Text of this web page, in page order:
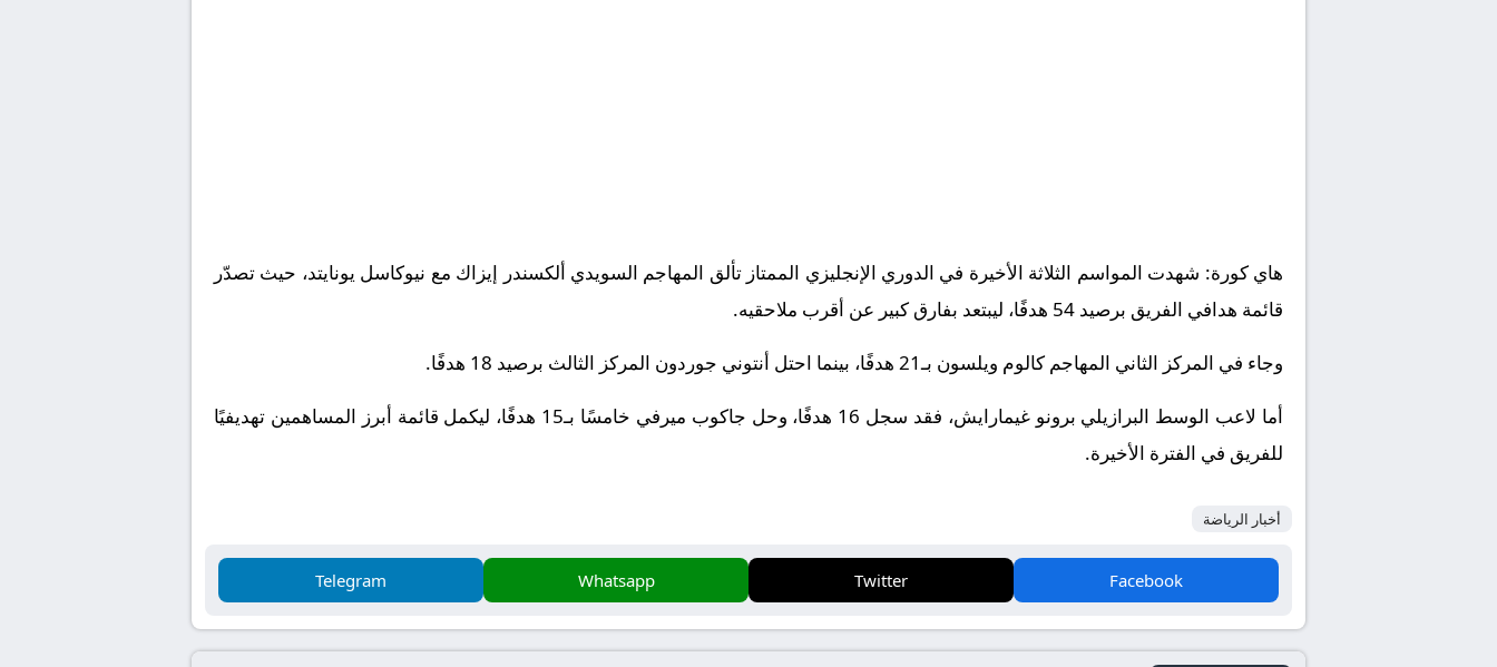
هاي كورة: شهدت المواسم الثلاثة الأخيرة في الدوري الإنجليزي الممتاز تألق المهاجم السويدي ألكسندر إيزاك مع نيوكاسل يونايتد، حيث تصدّر
قائمة هدافي الفريق برصيد 54 هدفًا، ليبتعد بفارق كبير عن أقرب ملاحقيه.
وجاء في المركز الثاني المهاجم كالوم ويلسون بـ21 هدفًا، بينما احتل أنتوني جوردون المركز الثالث برصيد 18 هدفًا.
أما لاعب الوسط البرازيلي برونو غيمارايش، فقد سجل 16 هدفًا، وحل جاكوب ميرفي خامسًا بـ15 هدفًا، ليكمل قائمة أبرز المساهمين تهديفيًا
للفريق في الفترة الأخيرة.
أخبار الرياضة
Facebook
Twitter
Whatsapp
Telegram